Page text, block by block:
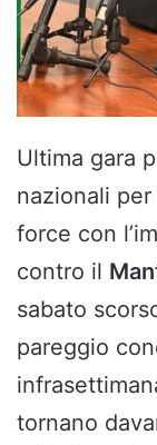
Ultima gara
nazionali per
force con
contro il
sabato
pareggio
tornano